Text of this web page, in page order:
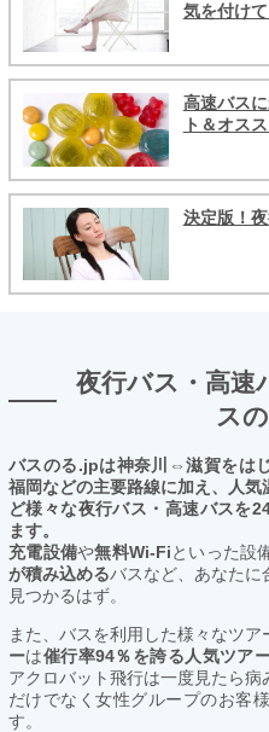
気を付けて
高速バス
ト＆オス
決定版！
夜行バス・高速
ス
バスのる.jpは神奈川⇔滋賀をは
福岡などの主要路線に加え、人
ど様々な夜行バス・高速バスを
ます。
充電設備や無料Wi-Fiといった設
が積み込めるバスなど、あなたに
見つかるはず。
また、バスを利用した様々なツア
ーは催行率94％を誇る人気ツア
アクロバット飛行は一度見たら
だけでなく女性グループのお客
す。